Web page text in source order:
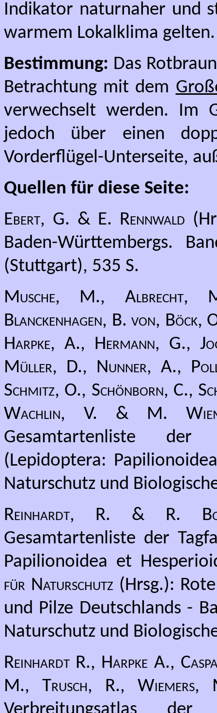
Indikator naturnaher und
warmem Lokalklima gelten.
Bestimmung: Das
Betrachtung mit dem
verwechselt werden. Im
jedoch über einen
Vorderflügel-Unterseite,
Quellen für diese Seite:
Ebert, G. & E. Rennwald
Baden-Württembergs.
(Stuttgart), 535 S.
Musche, M., Albrecht,
Blanckenhagen, B. von, Böck,
Harpke, A., Hermann, G.,
Müller, D., Nunner, A.,
Schmitz, O., Schönborn, C.,
Wachlin, V. & M.
Gesamtartenliste
(Lepidoptera:
Naturschutz und
Reinhardt, R. & R.
Gesamtartenliste der
Papilionoidea et
für Naturschutz (Hrsg.):
und Pilze Deutschlands -
Naturschutz und
Reinhardt R., Harpke A.,
M., Trusch, R.,